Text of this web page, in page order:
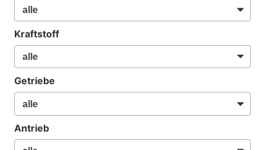
Kraftstoff
Getriebe
Antrieb